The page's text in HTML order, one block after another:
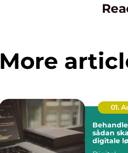
More
01.
sådan
digitale